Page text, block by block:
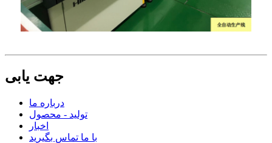
جهت یابی
درباره ما
تولید - محصول
اخبار
با ما تماس بگیرید